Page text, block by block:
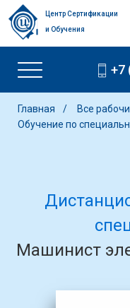
Центр Сертификации
и Обучения
+7
Главная
Все
Обучение по
Машинист